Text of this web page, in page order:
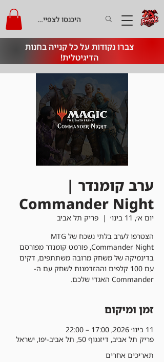
צברו נקודות על כל קנייה בחנות
הדיגיטלית!
היכנסו לצפייה בקרדיט
ערב קומנדר |
Commander Night
יום א׳, 11 בינו׳
  |
פריק תל אביב
הצטרפו לערב בלתי נשכח של MTG
Commander Night, פורמט קומנדר מפורסם
בדינמיקה של משחק מרובה משתתפים, דקים
עם 100 קלפים וההזדמנות לשחק עם ה-
Commander האגדי שלכם.
זמן ומיקום
11 בינו׳ 2026, 17:00 – 22:00
פריק תל אביב, דיזנגוף 50, תל אביב-יפו, ישראל
תאריכים אחרים